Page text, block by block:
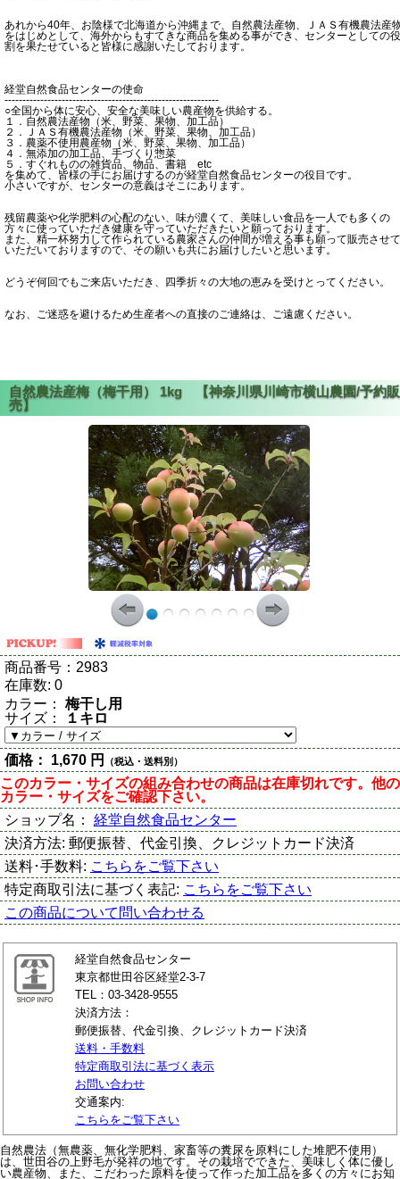
あれから40年、お陰様で北海道から沖縄まで、自然農法産物、ＪＡＳ有機農法産
をはじめとして、海外からもすてきな商品を集める事ができ、センターとしての役
割を果たせていると皆様に感謝いたしております。
経堂自然食品センターの使命
------------------------------------------------------------
○全国から体に安心、安全な美味しい農産物を供給する。
１．自然農法産物（米、野菜、果物、加工品）
２．ＪＡＳ有機農法産物（米、野菜、果物、加工品）
３．農薬不使用農産物（米、野菜、果物、加工品）
４．無添加の加工品、手づくり惣菜
５．すぐれものの雑貨品、物品、書籍 etc
を集めて、皆様の手にお届けするのが経堂自然食品センターの役目です。
小さいですが、センターの意義はそこにあります。
残留農薬や化学肥料の心配のない、味が濃くて、美味しい食品を一人でも多くの
方々に使っていただき健康を守っていただきたいと願っております。
また、精一杯努力して作られている農家さんの仲間が増える事も願って販売させて
いただいておりますので、その願いも共にお届けしたいと思います。
どうぞ何回でもご来店いただき、四季折々の大地の恵みを受けとってください。
なお、ご迷惑を避けるため生産者への直接のご連絡は、ご遠慮ください。
商品番号： 2983
在庫数: 0
カラー：
梅干し用
サイズ：
１キロ
価格： 1,670 円 （税込・送料別）
このカラー・サイズの組み合わせの商品は在庫切れです。他の
カラー・サイズをご確認下さい。
ショップ名： 経堂自然食品センター
決済方法: 郵便振替、代金引換、クレジットカード決済
送料･手数料: こちらをご覧下さい
特定商取引法に基づく表記: こちらをご覧下さい
この商品について問い合わせる
経堂自然食品センター
東京都世田谷区経堂2-3-7
TEL：03-3428-9555
決済方法：
郵便振替、代金引換、クレジットカード決済
送料・手数料
特定商取引法に基づく表示
お問い合わせ
交通案内:
こちらをご覧下さい
自然農法（無農薬、無化学肥料、家畜等の糞尿を原料にした堆肥不使用）
は、世田谷の上野毛が発祥の地です。その栽培でできた、美味しく体に優し
い農産物、また、こだわった原料を使って作った加工品を多くの方々にお知